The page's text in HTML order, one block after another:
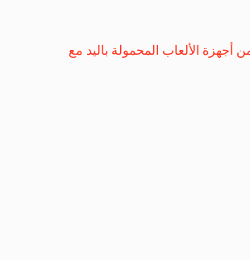
أجهزة الألعاب المحمولة باليد مع